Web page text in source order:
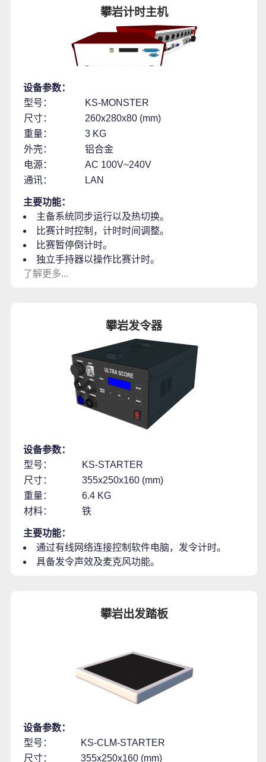
攀岩计时主机
设备参数：
型号：
KS-MONSTER
尺寸：
260x280x80 (mm)
重量：
3 KG
外壳：
铝合金
电源：
AC 100V~240V
通讯：
LAN
主要功能：
主备系统同步运行以及热切换。
比赛计时控制，计时时间调整。
比赛暂停倒计时。
独立手持器以操作比赛计时。
了解更多...
攀岩发令器
设备参数：
型号：
KS-STARTER
尺寸：
355x250x160 (mm)
重量：
6.4 KG
材料：
铁
主要功能：
通过有线网络连接控制软件电脑，发令计时。
具备发令声效及麦克风功能。
攀岩出发踏板
设备参数：
型号：
KS-CLM-STARTER
尺寸：
355x250x160 (mm)